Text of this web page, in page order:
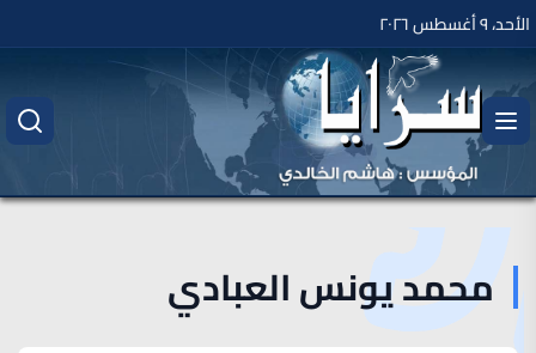
الأحد، ٩ أغسطس ٢٠٢٦
محمد يونس العبادي